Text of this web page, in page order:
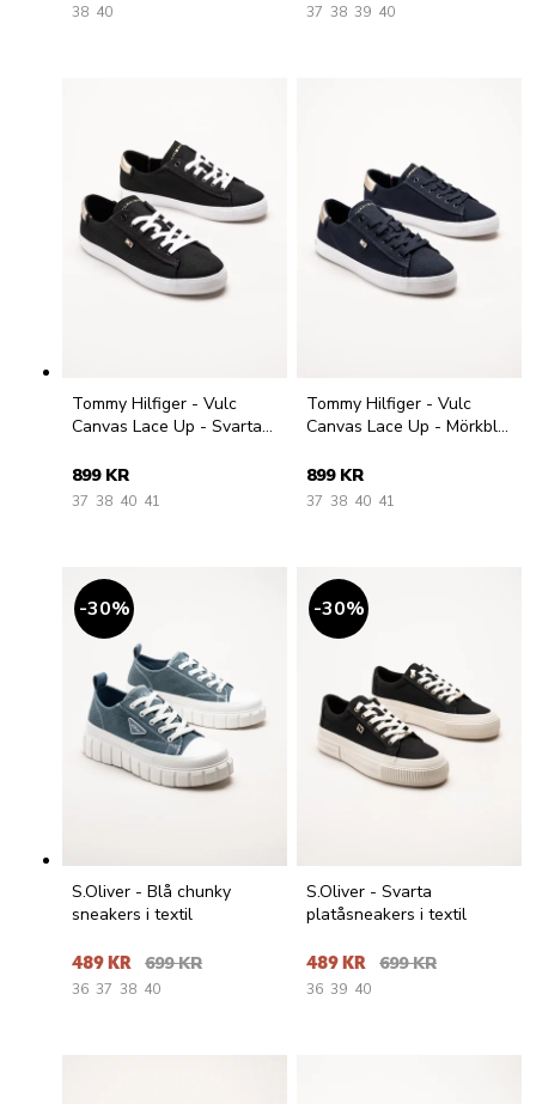
38 40 37 38 39 40
Tommy Hilfiger - Vulc
Canvas Lace Up - Svarta
899 KR
37 38 40 41
Tommy Hilfiger - Vulc
Canvas Lace Up - Mörkblå
899 KR
37 38 40 41
30%
S.Oliver - Blå chunky
sneakers i textil
489 KR 699 KR
36 37 38 40
30%
S.Oliver - Svarta
platåsneakers i textil
489 KR 699 KR
36 39 40